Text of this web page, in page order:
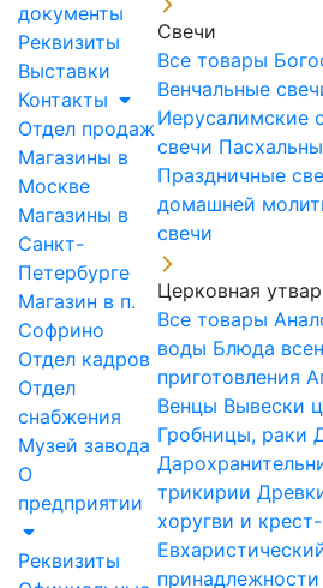
документы
Реквизиты
Выставки
Контакты
Отдел продаж
Магазины в
Москве
Магазины в
Санкт-
Петербурге
Магазин в п.
Софрино
Отдел кадров
Отдел
снабжения
Музей завода
О
предприятии
Реквизиты
Свечи
Все товары
Венчальные
Иерусалимские
свечи
Праздничные
домашней
свечи
Церковная
Все товары
воды Блюда
приготовления
Венцы Вывески
Гробницы, раки
трикирии
хоругви и
принадлежности